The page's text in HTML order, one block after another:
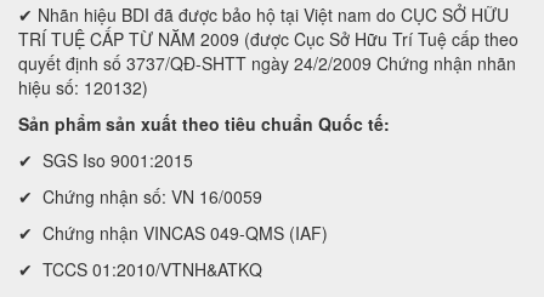
✔ Nhãn hiệu BDI đã được bảo hộ tại Việt nam do CỤC SỞ HỮU
TRÍ TUỆ CẤP TỪ NĂM 2009 (được Cục Sở Hữu Trí Tuệ cấp theo
quyết định số 3737/QĐ-SHTT ngày 24/2/2009 Chứng nhận nhãn
hiệu số: 120132)
Sản phẩm sản xuất theo tiêu chuẩn Quốc tế:
✔ SGS Iso 9001:2015
✔ Chứng nhận số: VN 16/0059
✔ Chứng nhận VINCAS 049-QMS (IAF)
✔ TCCS 01:2010/VTNH&ATKQ